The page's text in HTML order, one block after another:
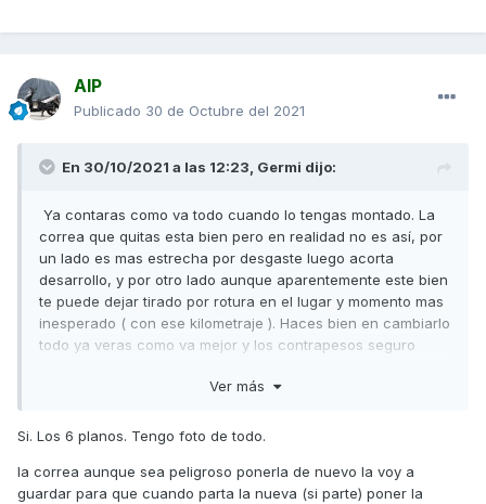
AIP
Publicado 30 de Octubre del 2021
En 30/10/2021 a las 12:23, Germi dijo:
Ya contaras como va todo cuando lo tengas montado. La
correa que quitas esta bien pero en realidad no es así, por
un lado es mas estrecha por desgaste luego acorta
desarrollo, y por otro lado aunque aparentemente este bien
te puede dejar tirado por rotura en el lugar y momento mas
inesperado ( con ese kilometraje ). Haces bien en cambiarlo
todo ya veras como va mejor y los contrapesos seguro
Ver más
Si. Los 6 planos. Tengo foto de todo.
la correa aunque sea peligroso ponerla de nuevo la voy a
guardar para que cuando parta la nueva (si parte) poner la